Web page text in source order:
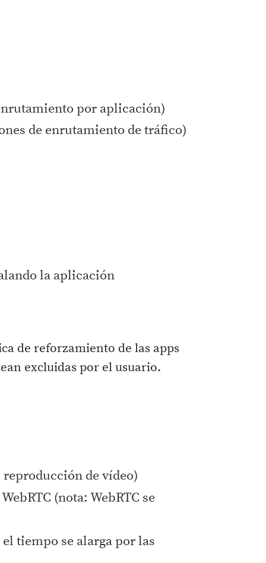
por aplicación)
de enrutamiento de tráfico)
la aplicación
de reforzamiento de las apps
excluidas por el usuario.
de vídeo)
(nota: WebRTC se
tiempo se alarga por las